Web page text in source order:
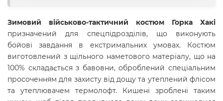
Зимовий військово-тактичний костюм Горка Хакі
призначений для спецпідрозділів, що виконують
бойові завдання в екстримальних умовах. Костюм
виготовлений з щільного наметового матеріалу, що на
100% складається з бавовни, оброблений спеціальним
просоченням для захисту від дощу та утеплений флісом
та утеплювачем термолофт. Кишені зроблені таким